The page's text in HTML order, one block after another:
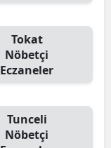
Tokat
Nöbetçi
Eczaneler
Tunceli
Nöbetçi